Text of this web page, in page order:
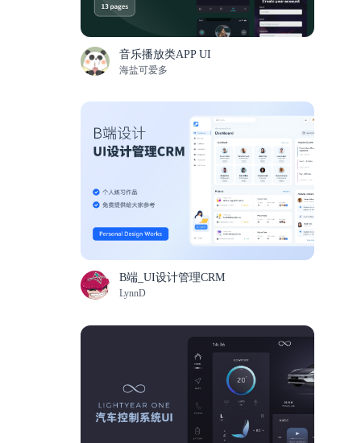
音乐播放类APP UI
海盐可爱多
B端_UI设计管理CRM
LynnD